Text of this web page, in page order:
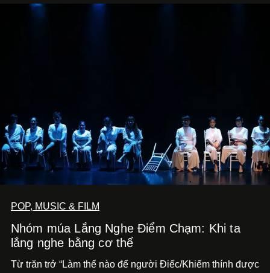
POP, MUSIC & FILM
Nhóm múa Lắng Nghe Điểm Chạm: Khi ta
lắng nghe bằng cơ thể
Từ trăn trở “Làm thế nào để người Điếc/Khiếm thính được